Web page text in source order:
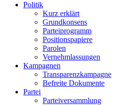
Politik
Kurz erklärt
Grundkonsens
Parteiprogramm
Positionspapiere
Parolen
Vernehmlassungen
Kampagnen
Transparenzkampagne
Befreite Dokumente
Partei
Parteiversammlung